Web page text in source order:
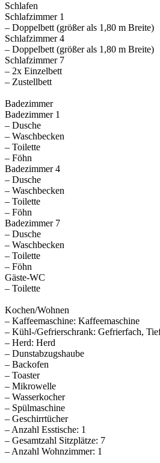
Schlafen
Schlafzimmer 1
– Doppelbett (größer als 1,80 m Breite)
Schlafzimmer 4
– Doppelbett (größer als 1,80 m Breite)
Schlafzimmer 7
– 2x Einzelbett
– Zustellbett
Badezimmer
Badezimmer 1
– Dusche
– Waschbecken
– Toilette
– Föhn
Badezimmer 4
– Dusche
– Waschbecken
– Toilette
– Föhn
Badezimmer 7
– Dusche
– Waschbecken
– Toilette
– Föhn
Gäste-WC
– Toilette
Kochen/Wohnen
– Kaffeemaschine: Kaffeemaschine
– Kühl-/Gefrierschrank: Gefrierfach,
– Herd: Herd
– Dunstabzugshaube
– Backofen
– Toaster
– Mikrowelle
– Wasserkocher
– Spülmaschine
– Geschirrtücher
– Anzahl Esstische: 1
– Gesamtzahl Sitzplätze: 7
– Anzahl Wohnzimmer: 1